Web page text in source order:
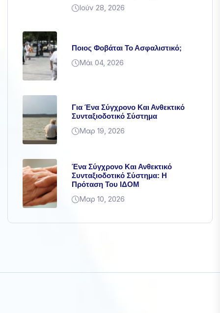
Ιούν 28, 2026
Ποιος Φοβάται Το Ασφαλιστικό;
Μάι 04, 2026
Για Ένα Σύγχρονο Και Ανθεκτικό
Συνταξιοδοτικό Σύστημα
Μαρ 19, 2026
Ένα Σύγχρονο Και Ανθεκτικό
Συνταξιοδοτικό Σύστημα: Η
Πρόταση Του ΙΔΟΜ
Μαρ 10, 2026